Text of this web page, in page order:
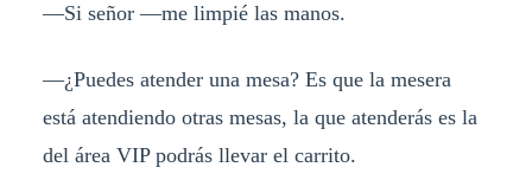
—Si señor —me limpié las manos.
—¿Puedes atender una mesa? Es que la mesera
está atendiendo otras mesas, la que atenderás es la
del área VIP podrás llevar el carrito.